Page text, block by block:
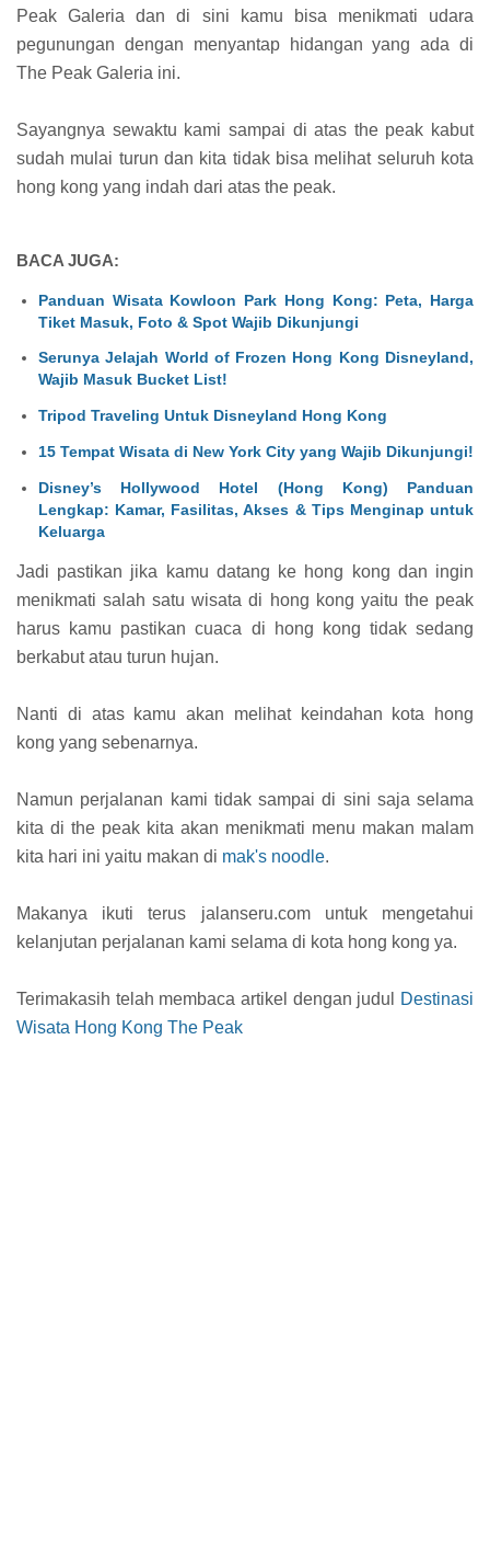
Peak Galeria dan di sini kamu bisa menikmati udara
pegunungan dengan menyantap hidangan yang ada di
The Peak Galeria ini.
Sayangnya sewaktu kami sampai di atas the peak kabut
sudah mulai turun dan kita tidak bisa melihat seluruh kota
hong kong yang indah dari atas the peak.
BACA JUGA:
Panduan Wisata Kowloon Park Hong Kong: Peta, Harga
Tiket Masuk, Foto & Spot Wajib Dikunjungi
Serunya Jelajah World of Frozen Hong Kong Disneyland,
Wajib Masuk Bucket List!
Tripod Traveling Untuk Disneyland Hong Kong
15 Tempat Wisata di New York City yang Wajib Dikunjungi!
Disney’s Hollywood Hotel (Hong Kong) Panduan
Lengkap: Kamar, Fasilitas, Akses & Tips Menginap untuk
Keluarga
Jadi pastikan jika kamu datang ke hong kong dan ingin
menikmati salah satu wisata di hong kong yaitu the peak
harus kamu pastikan cuaca di hong kong tidak sedang
berkabut atau turun hujan.
Nanti di atas kamu akan melihat keindahan kota hong
kong yang sebenarnya.
Namun perjalanan kami tidak sampai di sini saja selama
kita di the peak kita akan menikmati menu makan malam
kita hari ini yaitu makan di mak's noodle.
Makanya ikuti terus jalanseru.com untuk mengetahui
kelanjutan perjalanan kami selama di kota hong kong ya.
Terimakasih telah membaca artikel dengan judul
Destinasi
Wisata Hong Kong The Peak